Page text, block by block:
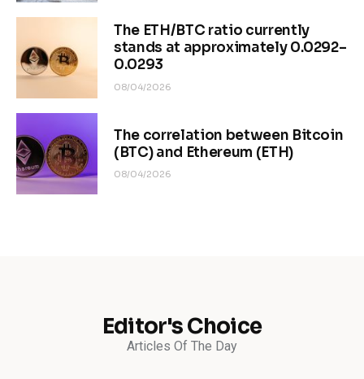
The ETH/BTC ratio currently
stands at approximately 0.0292–
0.0293
08/04/2026
The correlation between Bitcoin
(BTC) and Ethereum (ETH)
08/04/2026
Editor's Choice
Articles Of The Day